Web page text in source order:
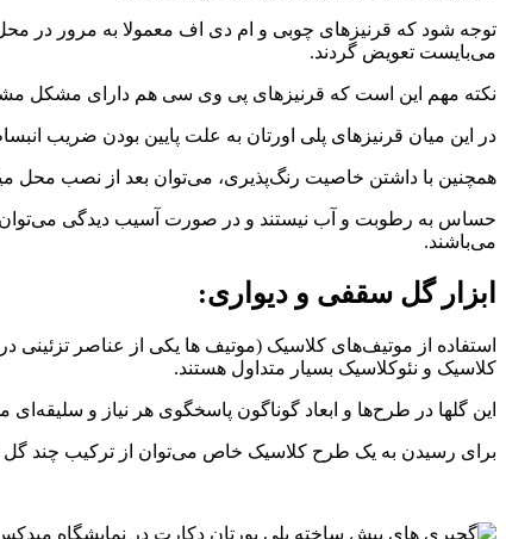
توجه شود که قرنیزهای چوبی و ام دی اف معمولا به مرور در
می‌بایست تعویض گردند.
نکته مهم این است که قرنیزهای پی وی سی هم دارای مشکل
در این میان قرنیزهای پلی اورتان به علت پایین بودن ضریب
همچنین با داشتن خاصیت رنگ‌پذیری، می‌توان بعد از نصب محل
حساس به رطوبت و آب نیستند و در صورت آسیب دیدگی می‌توان
می‌باشند.
ابزار گل سقفی و دیواری:
استفاده از موتیف‌های کلاسیک (موتیف ها یکی از عناصر
کلاسیک و نئوکلاسیک بسیار متداول هستند.
این گلها در طرح‌ها و ابعاد گوناگون پاسخگوی هر نیاز و
برای رسیدن به یک طرح کلاسیک خاص می‌توان از ترکیب چند گل